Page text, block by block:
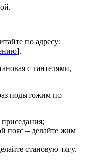
по адресу:
].
с гантелями,
подытожим по
пояс – делайте жим
становую тягу.